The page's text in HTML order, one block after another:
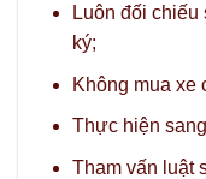
Luôn đối
ký;
Không mua xe
Thực hiện
Tham vấn luật